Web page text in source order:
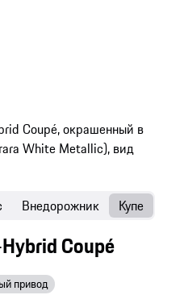
Coupé
привод
Внедорожник Купе